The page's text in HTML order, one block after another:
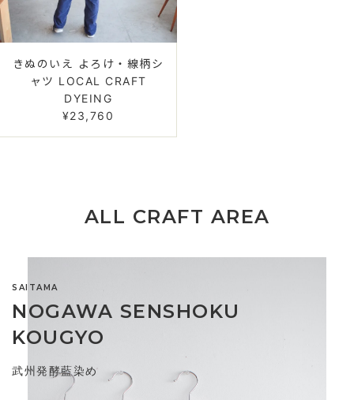
きぬのいえ よろけ・線柄シ
ャツ LOCAL CRAFT
DYEING
¥23,760
ALL CRAFT AREA
SAITAMA
NOGAWA SENSHOKU
KOUGYO
武州発酵藍染め